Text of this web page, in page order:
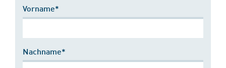
Vorname*
Nachname*